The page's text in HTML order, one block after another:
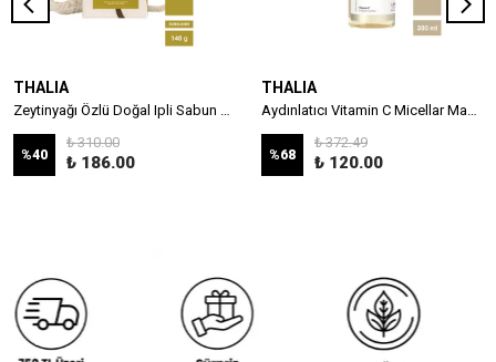
THALIA
%40
₺ 310.00
₺ 186.00
THALIA
%68
₺ 372.49
₺ 120.00